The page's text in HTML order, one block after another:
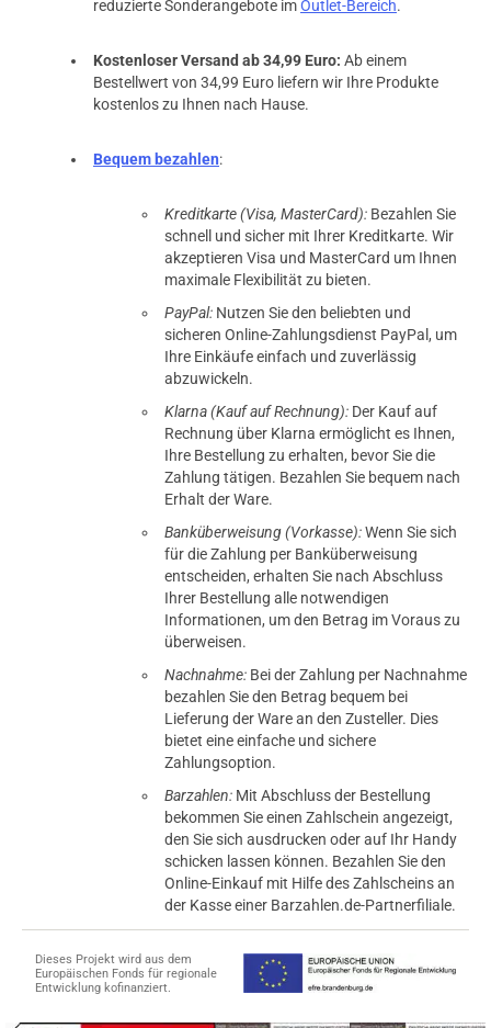
reduzierte Sonderangebote imOutlet-Bereich.
Kostenloser Versand ab 34,99 Euro: Ab einem
Bestellwert von 34,99 Euro liefern wir Ihre Produkte
kostenlos zu Ihnen nach Hause.
Bequem bezahlen:
Kreditkarte (Visa, MasterCard): Bezahlen Sie
schnell und sicher mit Ihrer Kreditkarte. Wir
akzeptieren Visa und MasterCard um Ihnen
maximale Flexibilität zu bieten.
PayPal: Nutzen Sie den beliebten und
sicheren Online-Zahlungsdienst PayPal, um
Ihre Einkäufe einfach und zuverlässig
abzuwickeln.
Klarna (Kauf auf Rechnung): Der Kauf auf
Rechnung über Klarna ermöglicht es Ihnen,
Ihre Bestellung zu erhalten, bevor Sie die
Zahlung tätigen. Bezahlen Sie bequem nach
Erhalt der Ware.
Banküberweisung (Vorkasse):Wenn Sie sich
für die Zahlung per Banküberweisung
entscheiden, erhalten Sie nach Abschluss
Ihrer Bestellung alle notwendigen
Informationen, um den Betrag im Voraus zu
überweisen.
Nachnahme: Bei der Zahlung per Nachnahme
bezahlen Sie den Betrag bequem bei
Lieferung der Ware an den Zusteller. Dies
bietet eine einfache und sichere
Zahlungsoption.
Barzahlen: Mit Abschluss der Bestellung
bekommen Sie einen Zahlschein angezeigt,
den Sie sich ausdrucken oder auf Ihr Handy
schicken lassen können. Bezahlen Sie den
Online-Einkauf mit Hilfe des Zahlscheins an
der Kasse einer Barzahlen.de-Partnerfiliale.
Dieses Projekt wird aus dem
Europäischen Fonds für regionale
Entwicklung kofinanziert.